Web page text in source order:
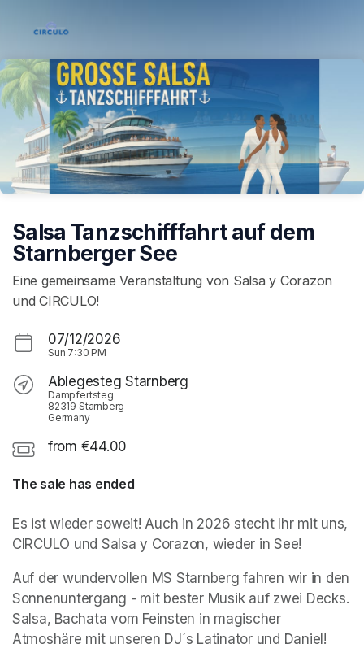
Salsa Tanzschifffahrt auf dem
Starnberger See
Eine gemeinsame Veranstaltung von Salsa y Corazon
und CIRCULO!
07/12/2026
Sun 7:30 PM
Ablegesteg Starnberg
Dampfertsteg
82319 Starnberg
Germany
from €44.00
The sale has ended
Es ist wieder soweit! Auch in 2026 stecht Ihr mit uns,
CIRCULO und Salsa y Corazon, wieder in See!
Auf der wundervollen MS Starnberg fahren wir in den
Sonnenuntergang - mit bester Musik auf zwei Decks.
Salsa, Bachata vom Feinsten in magischer
Atmoshäre mit unseren DJ´s Latinator und Daniel!